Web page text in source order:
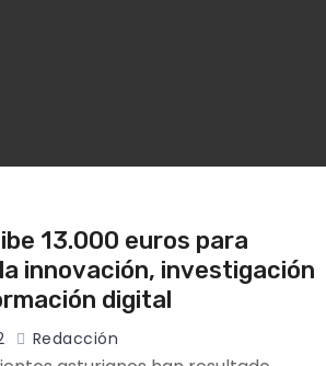
13.000 euros para
innovación, investigación
digital
Redacción